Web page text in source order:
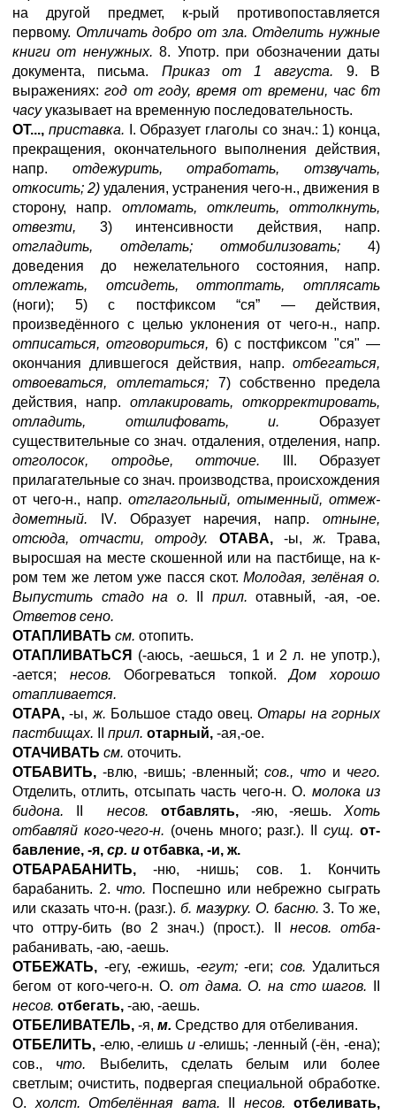
на другой предмет, к-рый противопоставляется
первому. Отличать добро от зла. Отделить нужные
книги от ненужных. 8. Употр. при обозначении даты
документа, письма. Приказ от 1 августа. 9. В
выражениях:год от году, время от времени, час 6т
часууказывает на временную последовательность.
ОТ..., приставка. I. Образует глаголы со знач.: 1) конца,
прекращения, окончательного выполнения действия,
напр. отдежурить, отработать, отзвучать,
откосить; 2) удаления, устранения чего-н., движения в
сторону, напр. отломать, отклеить, оттолкнуть,
отвезти, 3) интенсивности действия, напр.
отгладить, отделать; отмобилизовать; 4)
доведения до нежелательного состояния, напр.
отлежать, отсидеть, оттоптать, отплясать
(ноги); 5) с постфиксом “ся” — действия,
произведённого с целью уклонения от чего-н., напр.
отписаться, отговориться, 6) с постфиксом "ся" —
окончания длившегося действия, напр. отбегаться,
отвоеваться, отлетаться;7) собственно предела
действия, напр. отлакировать, откорректировать,
отладить, отшлифовать, и. Образует
существительные со знач. отдаления, отделения, напр.
отголосок, отродье, отточие. III. Образует
прилагательные со знач. производства, происхождения
от чего-н., напр. отглагольный, отыменный, отмеж-
дометный. IV. Образует наречия, напр. отныне,
отсюда, отчасти, отроду. OTABA,-ы, ж. Трава,
выросшая на месте скошенной или на пастбище, на к-
ром тем же летом уже пасся скот.Молодая, зелёная о.
Выпустить стадо на о.
прил. отавный, -ая, -ое.
Ответов сено.
ОТАПЛИВАТЬ см. отопить.
ОТАПЛИВАТЬСЯ (-аюсь, -аешься, 1 и 2 л. не употр.),
-ается; несов. Обогреваться топкой.Дом хорошо
отапливается.
OTAPA, -ы, ж. Большое стадо овец.Отары на горных
пастбищах.
прил. отарный, -ая,-ое.
ОТАЧИВАТЬ см. оточить.
ОТБАВИТЬ, -влю, -вишь; -вленный; сов., что и чего.
Отделить, отлить, отсыпать часть чего-н. О. молока из
бидона. IIнесов. отбавлять,-яю, -яешь.Хоть
отбавляй кого-чего-н. (очень много; разг.). IIсущ. от-
бавление, -я, ср. и отбавка, -и, ж.
ОТБАРАБАНИТЬ, -ню, -нишь; сов. 1. Кончить
барабанить. 2. что. Поспешно или небрежно сыграть
или сказать что-н. (разг.).б. мазурку. О. басню. 3. То же,
что оттру-бить (во 2 знач.) (прост.). II несов. отба-
рабанивать, -аю, -аешь.
ОТБЕЖАТЬ, -егу, -ежишь, -eгут;-еги; сов. Удалиться
бегом от кого-чего-н. О. от дама. О. на сто шагов.
несов. отбегать, -аю, -аешь.
ОТБЕЛИВАТЕЛЬ, -я, м. Средство для отбеливания.
ОТБЕЛИТЬ, -елю, -елишь и-елишь; -ленный (-ён, -ена);
сов., что. Выбелить, сделать белым или более
светлым; очистить, подвергая специальной обработке.
О. холст. Отбелённая вата. несов. отбеливать,